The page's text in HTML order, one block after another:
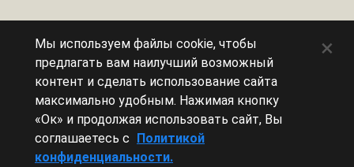
Сейчас на странице
Эту страницу никто не просматривает.
Мы используем файлы cookie, чтобы
предлагать вам наилучший возможный
контент и сделать использование сайта
максимально удобным. Нажимая кнопку
«Ок» и продолжая использовать сайт, Вы
соглашаетесь с Политикой
конфиденциальности.
×